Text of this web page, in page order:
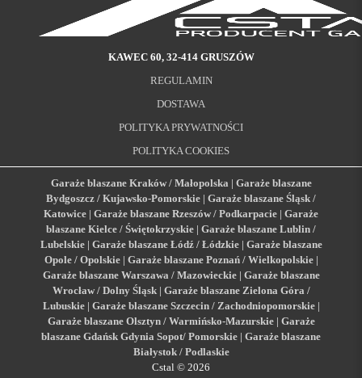
KAWEC 60, 32-414 GRUSZÓW
REGULAMIN
DOSTAWA
POLITYKA PRYWATNOŚCI
POLITYKA COOKIES
Garaże blaszane Kraków / Małopolska | Garaże blaszane
Bydgoszcz / Kujawsko-Pomorskie | Garaże blaszane Śląsk /
Katowice | Garaże blaszane Rzeszów / Podkarpacie | Garaże
blaszane Kielce / Świętokrzyskie | Garaże blaszane Lublin /
Lubelskie| Garaże blaszane Łódź / Łódzkie | Garaże blaszane
Opole / Opolskie| Garaże blaszane Poznań / Wielkopolskie|
Garaże blaszane Warszawa / Mazowieckie| Garaże blaszane
Wrocław / Dolny Śląsk| Garaże blaszane Zielona Góra /
Lubuskie| Garaże blaszane Szczecin / Zachodniopomorskie|
Garaże blaszane Olsztyn / Warmińsko-Mazurskie| Garaże
blaszane Gdańsk Gdynia Sopot/ Pomorskie | Garaże blaszane
Białystok / Podlaskie
Cstal © 2026